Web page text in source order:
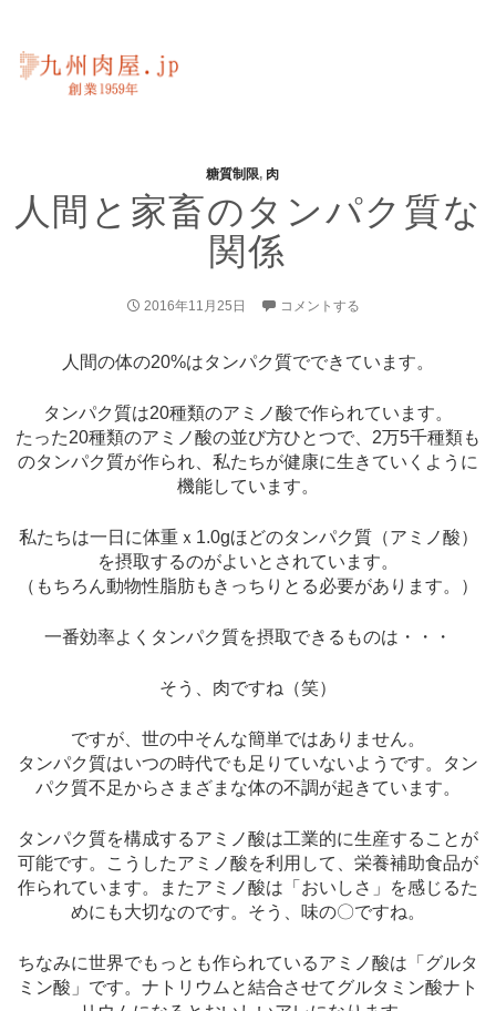
糖質制限, 肉
人間と家畜のタンパク質な
関係
2016年11月25日 コメントする
人間の体の20%はタンパク質でできています。
タンパク質は20種類のアミノ酸で作られています。
たった20種類のアミノ酸の並び方ひとつで、2万5千種類も
のタンパク質が作られ、私たちが健康に生きていくように
機能しています。
私たちは一日に体重ｘ1.0gほどのタンパク質（アミノ酸）
を摂取するのがよいとされています。
（もちろん動物性脂肪もきっちりとる必要があります。）
一番効率よくタンパク質を摂取できるものは・・・
そう、肉ですね（笑）
ですが、世の中そんな簡単ではありません。
タンパク質はいつの時代でも足りていないようです。タン
パク質不足からさまざまな体の不調が起きています。
タンパク質を構成するアミノ酸は工業的に生産することが
可能です。こうしたアミノ酸を利用して、栄養補助食品が
作られています。またアミノ酸は「おいしさ」を感じるた
めにも大切なのです。そう、味の〇ですね。
ちなみに世界でもっとも作られているアミノ酸は「グルタ
ミン酸」です。ナトリウムと結合させてグルタミン酸ナト